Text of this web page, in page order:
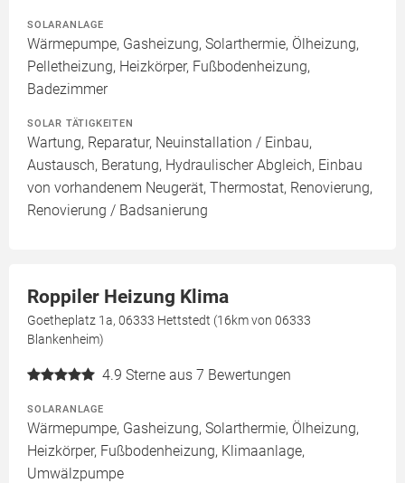
SOLARANLAGE
Wärmepumpe, Gasheizung, Solarthermie, Ölheizung,
Pelletheizung, Heizkörper, Fußbodenheizung,
Badezimmer
SOLAR TÄTIGKEITEN
Wartung, Reparatur, Neuinstallation / Einbau,
Austausch, Beratung, Hydraulischer Abgleich, Einbau
von vorhandenem Neugerät, Thermostat, Renovierung,
Renovierung / Badsanierung
Roppiler Heizung Klima
Goetheplatz 1a, 06333 Hettstedt (16km von 06333
Blankenheim)
4.9 Sterne aus 7 Bewertungen
SOLARANLAGE
Wärmepumpe, Gasheizung, Solarthermie, Ölheizung,
Heizkörper, Fußbodenheizung, Klimaanlage,
Umwälzpumpe